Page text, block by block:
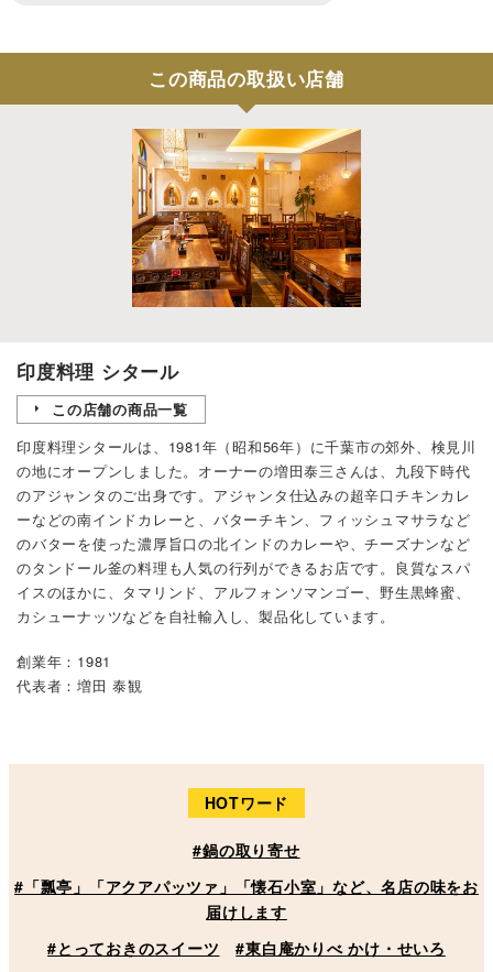
この商品の取扱い店舗
印度料理 シタール
この店舗の商品一覧
印度料理シタールは、1981年（昭和56年）に千葉市の郊外、検見川
の地にオープンしました。オーナーの増田泰三さんは、九段下時代
のアジャンタのご出身です。アジャンタ仕込みの超辛口チキンカレ
ーなどの南インドカレーと、バターチキン、フィッシュマサラなど
のバターを使った濃厚旨口の北インドのカレーや、チーズナンなど
のタンドール釜の料理も人気の行列ができるお店です。良質なスパ
イスのほかに、タマリンド、アルフォンソマンゴー、野生黒蜂蜜、
カシューナッツなどを自社輸入し、製品化しています。
創業年：1981
代表者：増田 泰観
HOTワード
#鍋の取り寄せ
#「瓢亭」「アクアパッツァ」「懐石小室」など、名店の味をお
届けします
#とっておきのスイーツ
#東白庵かりべ かけ・せいろ